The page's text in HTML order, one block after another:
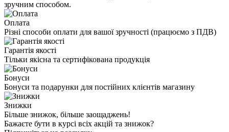
зручним способом.
Оплата
Різні способи оплати для вашої зручності (працюємо з ПДВ)
Гарантія якості
Тільки якісна та сертифікована продукція
Бонуси
Бонуси та подарунки для постійних клієнтів магазину
Знижки
Більше знижок, більше заощаджень!
Бажаєте бути в курсі всіх акцій та знижок?